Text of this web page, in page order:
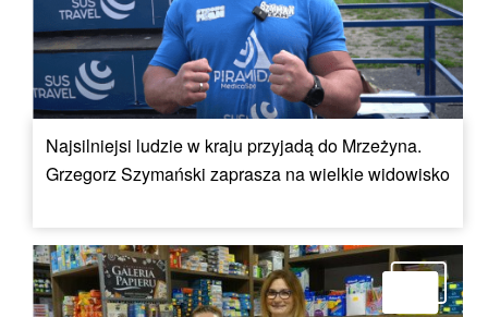
Najsilniejsi ludzie w kraju przyjadą do Mrzeżyna.
Grzegorz Szymański zaprasza na wielkie widowisko